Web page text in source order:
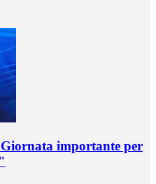
importante per